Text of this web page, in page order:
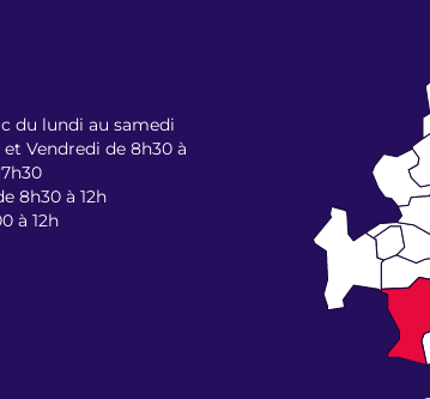
du lundi au samedi
Vendredi de 8h30 à
8h30 à 12h
à 12h